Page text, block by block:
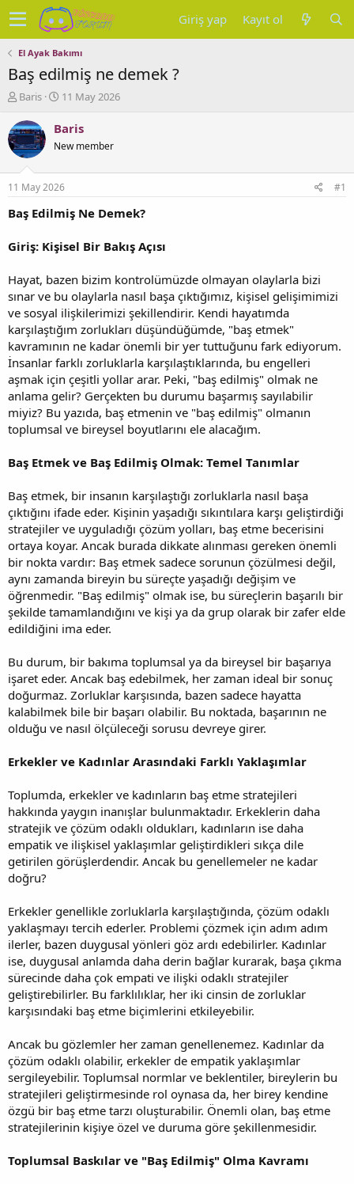
Giriş yap Kayıt ol
El Ayak Bakımı
Baş edilmiş ne demek ?
K
n
u
y
b
a
ş
t
n
Baris
B
ş
a
g
ı
ç
r
h
i
11 May 2026
Baris
New member
11 May 2026 #1
Baş Edilmiş Ne Demek?
Giriş: Kişisel Bir Bakış Açısı
Hayat, bazen bizim kontrolümüzde olmayan olaylarla bizi
sınar ve bu olaylarla nasıl başa çıktığımız, kişisel gelişimimizi
ve sosyal ilişkilerimizi şekillendirir. Kendi hayatımda
karşılaştığım zorlukları düşündüğümde, "baş etmek"
kavramının ne kadar önemli bir yer tuttuğunu fark ediyorum.
İnsanlar farklı zorluklarla karşılaştıklarında, bu engelleri
aşmak için çeşitli yollar arar. Peki, "baş edilmiş" olmak ne
anlama gelir? Gerçekten bu durumu başarmış sayılabilir
miyiz? Bu yazıda, baş etmenin ve "baş edilmiş" olmanın
toplumsal ve bireysel boyutlarını ele alacağım.
Baş Etmek ve Baş Edilmiş Olmak: Temel Tanımlar
Baş etmek, bir insanın karşılaştığı zorluklarla nasıl başa
çıktığını ifade eder. Kişinin yaşadığı sıkıntılara karşı geliştirdiği
stratejiler ve uyguladığı çözüm yolları, baş etme becerisini
ortaya koyar. Ancak burada dikkate alınması gereken önemli
bir nokta vardır: Baş etmek sadece sorunun çözülmesi değil,
aynı zamanda bireyin bu süreçte yaşadığı değişim ve
öğrenmedir. "Baş edilmiş" olmak ise, bu süreçlerin başarılı bir
şekilde tamamlandığını ve kişi ya da grup olarak bir zafer elde
edildiğini ima eder.
Bu durum, bir bakıma toplumsal ya da bireysel bir başarıya
işaret eder. Ancak baş edebilmek, her zaman ideal bir sonuç
doğurmaz. Zorluklar karşısında, bazen sadece hayatta
kalabilmek bile bir başarı olabilir. Bu noktada, başarının ne
olduğu ve nasıl ölçüleceği sorusu devreye girer.
Erkekler ve Kadınlar Arasındaki Farklı Yaklaşımlar
Toplumda, erkekler ve kadınların baş etme stratejileri
hakkında yaygın inanışlar bulunmaktadır. Erkeklerin daha
stratejik ve çözüm odaklı oldukları, kadınların ise daha
empatik ve ilişkisel yaklaşımlar geliştirdikleri sıkça dile
getirilen görüşlerdendir. Ancak bu genellemeler ne kadar
doğru?
Erkekler genellikle zorluklarla karşılaştığında, çözüm odaklı
yaklaşmayı tercih ederler. Problemi çözmek için adım adım
ilerler, bazen duygusal yönleri göz ardı edebilirler. Kadınlar
ise, duygusal anlamda daha derin bağlar kurarak, başa çıkma
sürecinde daha çok empati ve ilişki odaklı stratejiler
geliştirebilirler. Bu farklılıklar, her iki cinsin de zorluklar
karşısındaki baş etme biçimlerini etkileyebilir.
Ancak bu gözlemler her zaman genellenemez. Kadınlar da
çözüm odaklı olabilir, erkekler de empatik yaklaşımlar
sergileyebilir. Toplumsal normlar ve beklentiler, bireylerin bu
stratejileri geliştirmesinde rol oynasa da, her birey kendine
özgü bir baş etme tarzı oluşturabilir. Önemli olan, baş etme
stratejilerinin kişiye özel ve duruma göre şekillenmesidir.
Toplumsal Baskılar ve "Baş Edilmiş" Olma Kavramı